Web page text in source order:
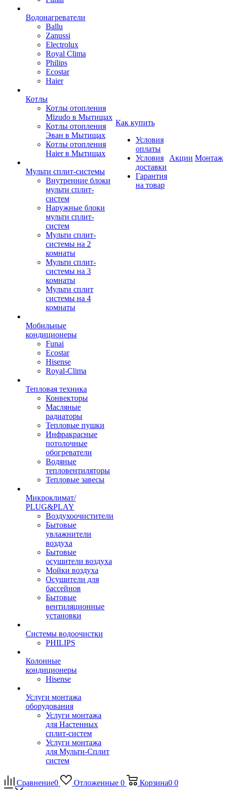
Водонагреватели
Ballu
Zanussi
Electrolux
Royal Clima
Philips
Ecostar
Haier
Котлы
Котлы отопления
Mizudo в Мытищах
Котлы отопления
Эван в Мытищах
Котлы отопления
Haier в Мытищах
Мульти сплит-системы
Внутренние блоки
мульти сплит-
систем
Наружные блоки
мульти сплит-
систем
Мульти сплит-
системы на 2
комнаты
Мульти сплит-
системы на 3
комнаты
Мульти сплит
системы на 4
комнаты
Мобильные
кондиционеры
Funai
Ecostar
Hisense
Royal-Clima
Тепловая техника
Конвекторы
Масляные
радиаторы
Тепловые пушки
Инфракрасные
потолочные
обогреватели
Водяные
тепловентиляторы
Тепловые завесы
Микроклимат/
PLUG&PLAY
Воздухоочистители
Бытовые
увлажнители
воздуха
Бытовые
осушители воздуха
Мойки воздуха
Осушители для
бассейнов
Бытовые
вентиляционные
установки
Системы водоочистки
PHILIPS
Колонные
кондиционеры
Hisense
Услуги монтажа
оборудования
Услуги монтажа
для Настенных
сплит-систем
Услуги монтажа
для Мульти-Сплит
систем
Как купить
Условия
оплаты
Условия
доставки
Гарантия
на товар
Акции Монтаж
Сравнение0 Отложенные 0 Корзина0 0